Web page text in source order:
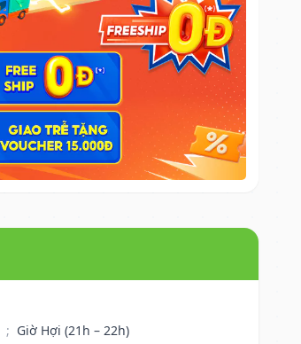
; Giờ Hợi (21h – 22h)